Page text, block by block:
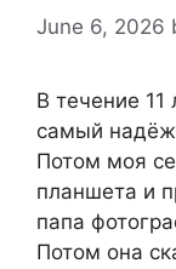
June 6, 2026
В течение
самый
Потом моя
планшета и
папа
Потом она